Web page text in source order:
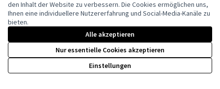
den Inhalt der Website zu verbessern. Die Cookies ermöglichen uns,
Ihnen eine individuellere Nutzererfahrung und Social-Media-Kanäle zu
bieten.
Alle akzeptieren
Nur essentielle Cookies akzeptieren
Einstellungen
erstellt.
Creative
(Externer